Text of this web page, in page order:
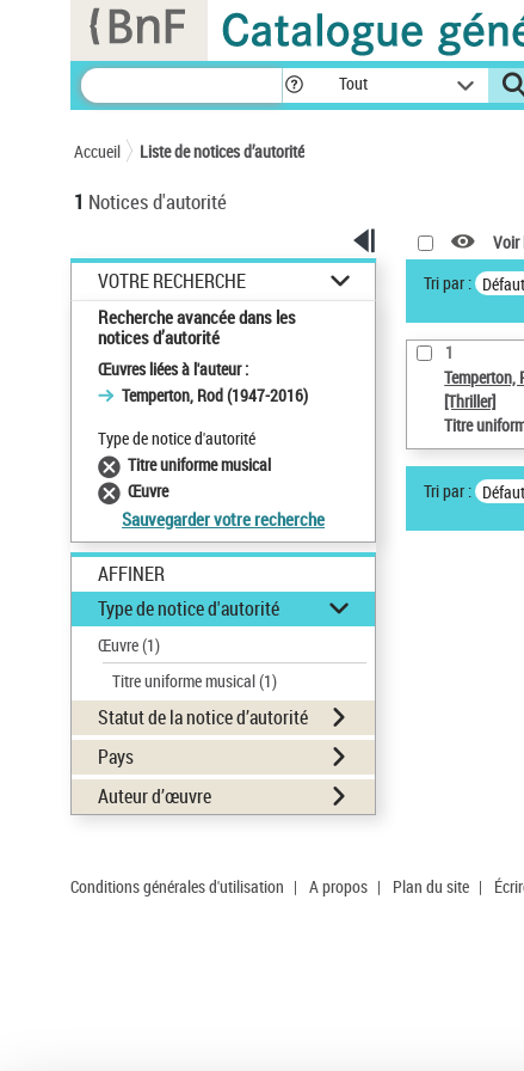
Tout
Accueil Liste de notices d’autorité
1 Notices d'autorité
VOTRE RECHERCHE
Recherche avancée dans les
notices d’autorité
Œuvres liées à l'auteur :
Temperton, Rod (1947-2016)
Type de notice d'autorité
Titre uniforme musical
Œuvre
Sauvegarder votre recherche
AFFINER
Type de notice d'autorité
Œuvre(1)
Titre uniforme musical(1)
Statut de la notice d’autorité
Pays
Auteur d’œuvre
Voir
Tri par : Défaut
1
Temperton,
[Thriller]
Titre
Tri par : Défaut
Conditions générales d'utilisation | A propos | Plan du site |
Panneau de gestion des cookies